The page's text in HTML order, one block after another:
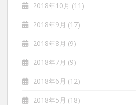
2018年10月 (11)
2018年9月 (17)
2018年8月 (9)
2018年7月 (9)
2018年6月 (12)
2018年5月 (18)